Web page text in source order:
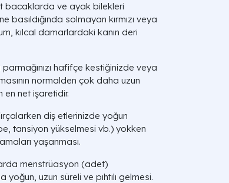
bacaklarda ve ayak bilekleri
solmayan kırmızı veya
kılcal damarlardaki kanın deri
hafifçe kestiğinizde veya
normalden çok daha uzun
en net işaretidir.
diş etlerinizde yoğun
tansiyon yükselmesi vb.) yokken
yaşanması.
menstrüasyon (adet)
uzun süreli ve pıhtılı gelmesi.